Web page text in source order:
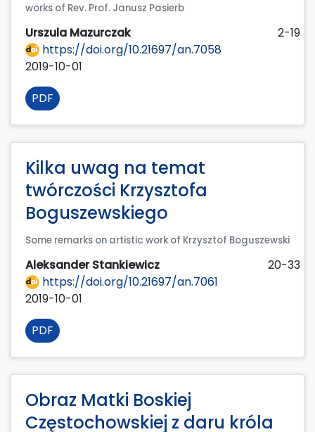
works of Rev. Prof. Janusz Pasierb
Urszula Mazurczak
2-19
https://doi.org/10.21697/an.7058
2019-10-01
PDF
Kilka uwag na temat
twórczości Krzysztofa
Boguszewskiego
Some remarks on artistic work of Krzysztof Boguszewski
Aleksander Stankiewicz
20-33
https://doi.org/10.21697/an.7061
2019-10-01
PDF
Obraz Matki Boskiej
Częstochowskiej z daru króla